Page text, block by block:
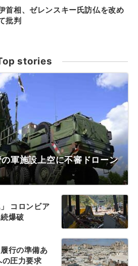
首相、ゼレンスキー氏訪仏を改め
批判
stories
軍施設上空に不審ドローン
コロンビア
爆破
行の準備あ
の圧力要求